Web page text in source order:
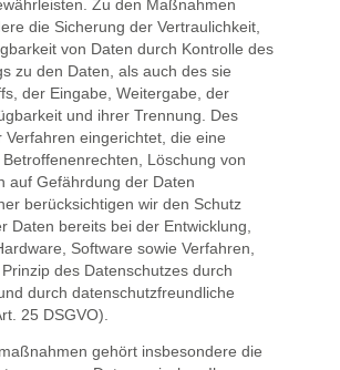
Zu den Maßnahmen
die Sicherung der Vertraulichkeit,
von Daten durch Kontrolle des
zu den Daten, als auch des sie
der Eingabe, Weitergabe, der
und ihrer Trennung. Des
Verfahren eingerichtet, die eine
Löschung von
auf Gefährdung der Daten
berücksichtigen wir den Schutz
Daten bereits bei der Entwicklung,
Software sowie Verfahren,
des Datenschutzes durch
durch datenschutzfreundliche
25 DSGVO).
gehört insbesondere die